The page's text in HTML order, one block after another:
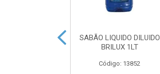
SABÃO LIQUIDO DILUIDO
BRILUX 1LT
Código: 13852